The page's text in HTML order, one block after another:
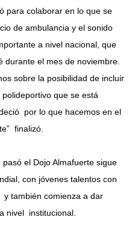
para colaborar en lo que se
de ambulancia y el sonido
a nivel nacional, que
durante el mes de noviembre.
sobre la posibilidad de incluir
que se está
por lo que hacemos en el
finalizó.
el Dojo Almafuerte sigue
con jóvenes talentos con
también comienza a dar
nivel institucional.